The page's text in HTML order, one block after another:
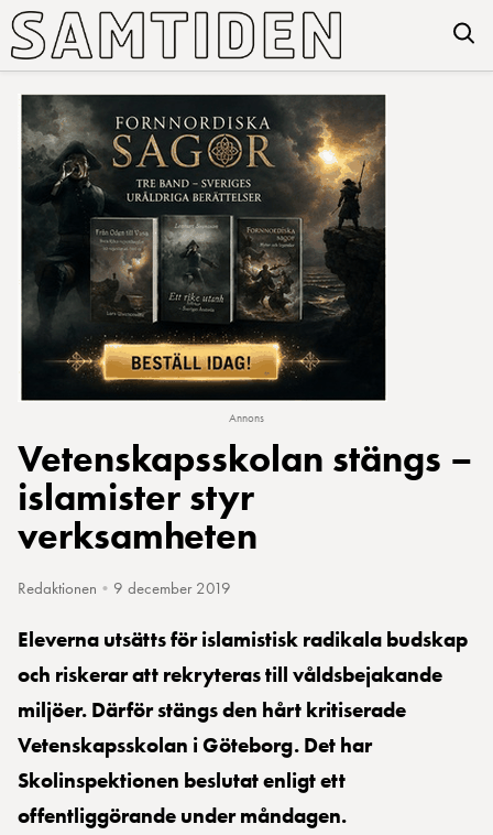
Annons
Vetenskapsskolan stängs –
islamister styr
verksamheten
Redaktionen • 9 december 2019
Eleverna utsätts för islamistisk radikala budskap
och riskerar att rekryteras till våldsbejakande
miljöer. Därför stängs den hårt kritiserade
Vetenskapsskolan i Göteborg. Det har
Skolinspektionen beslutat enligt ett
offentliggörande under måndagen.